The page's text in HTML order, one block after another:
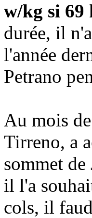
w/kg si 69
durée, il
l'année
Petrano
Au mois
Tirreno, a
sommet
il l'a
cols, il